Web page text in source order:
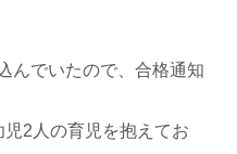
んでいたので、合格通知
2人の育児を抱えてお